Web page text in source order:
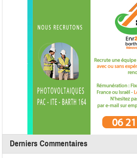
Derniers Commentaires